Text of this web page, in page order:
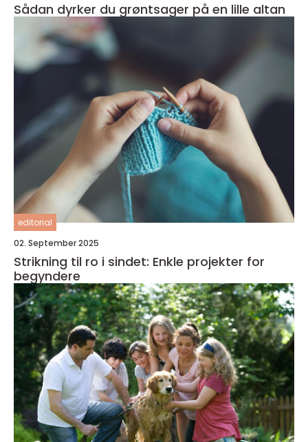
Sådan dyrker du grøntsager på en lille altan
editorial
02. September 2025
Strikning til ro i sindet: Enkle projekter for
begyndere